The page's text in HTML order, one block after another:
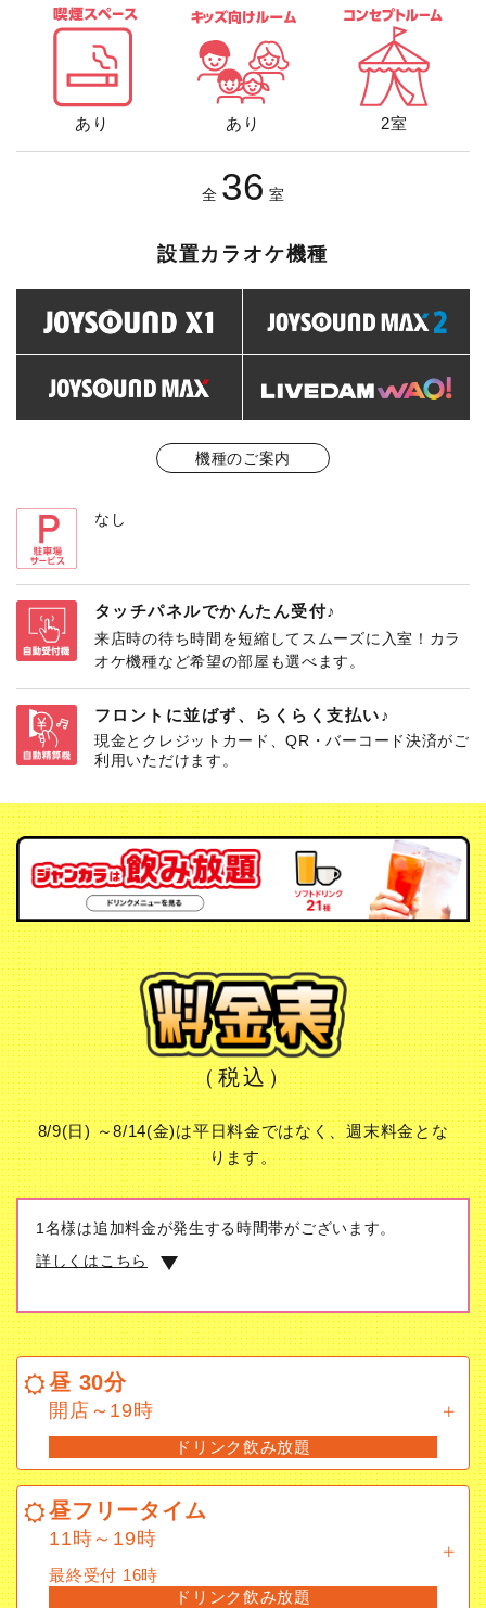
あり あり 2室
全 36 室
設置カラオケ機種
機種のご案内
なし
タッチパネルでかんたん受付♪
来店時の待ち時間を短縮してスムーズに入室！カラ
オケ機種など希望の部屋も選べます。
フロントに並ばず、らくらく支払い♪
現金とクレジットカード、QR・バーコード決済がご
利用いただけます。
（税込）
8/9(日) ～8/14(金)は平日料金ではなく、週末料金とな
ります。
1名様は追加料金が発生する時間帯がございます。
詳しくはこちら
昼 30分
開店～19時
昼フリータイム
11時～19時
最終受付 16時
昼 30分
開店～19時
ドリンク飲み放題
昼フリータイム
11時～19時
最終受付 16時
ドリンク飲み放題